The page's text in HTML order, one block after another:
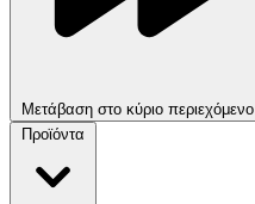
Μετάβαση στο κύριο περιεχόμενο
Προϊόντα